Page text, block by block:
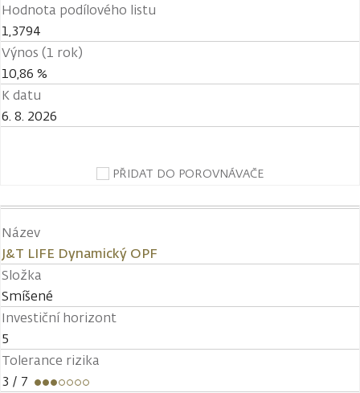
Hodnota podílového listu
1,3794
Výnos (1 rok)
10,86 %
K datu
6. 8. 2026
PŘIDAT DO POROVNÁVAČE
Název
J&T LIFE Dynamický OPF
Složka
Smíšené
Investiční horizont
5
Tolerance rizika
3 / 7